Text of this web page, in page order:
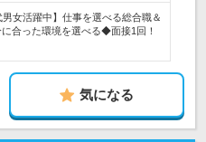
男女活躍中】仕事を選べる総合職＆
合った環境を選べる◆面接1回！
気になる